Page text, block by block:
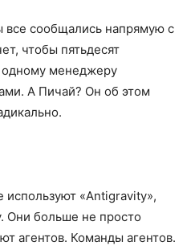
сообщались напрямую с
чтобы пятьдесят
менеджеру
А Пичай? Он об этом
используют «Antigravity»,
Они больше не просто
агентов. Команды агентов.